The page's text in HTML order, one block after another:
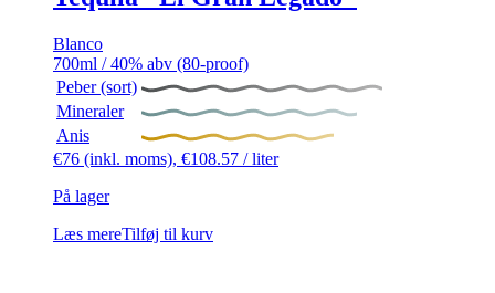
Blanco
700ml / 40% abv (80-proof)
Peber (sort)
Mineraler
Anis
€76 (inkl. moms), €108.57 / liter
På lager
Læs mereTilføj til kurv